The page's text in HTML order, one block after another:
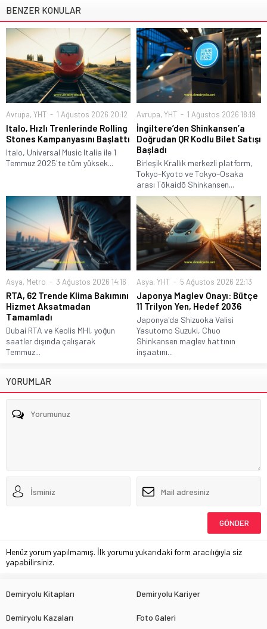
BENZER KONULAR
Avrupa, YHT 1 Ağustos 2026 20:12
Italo, Hızlı Trenlerinde Rolling
Stones Kampanyasını Başlattı
Italo, Universal Music Italia ile 1
Temmuz 2025'te tüm yüksek...
Avrupa, YHT 1 Ağustos 2026 18:19
İngiltere’den Shinkansen’a
Doğrudan QR Kodlu Bilet Satışı
Başladı
Birleşik Krallık merkezli platform,
Tokyo–Kyoto ve Tokyo–Osaka
arası Tōkaidō Shinkansen...
Asya, Metro 3 Ağustos 2026 14:16
RTA, 62 Trende Klima Bakımını
Hizmet Aksatmadan
Tamamladı
Dubai RTA ve Keolis MHI, yoğun
saatler dışında çalışarak
Temmuz...
Asya, YHT 5 Ağustos 2026 22:13
Japonya Maglev Onayı: Bütçe
11 Trilyon Yen, Hedef 2036
Japonya'da Shizuoka Valisi
Yasutomo Suzuki, Chuo
Shinkansen maglev hattının
inşaatını...
YORUMLAR
Henüz yorum yapılmamış. İlk yorumu yukarıdaki form aracılığıyla siz
yapabilirsiniz.
Demiryolu Kitapları Demiryolu Kariyer
Demiryolu Kazaları Foto Galeri